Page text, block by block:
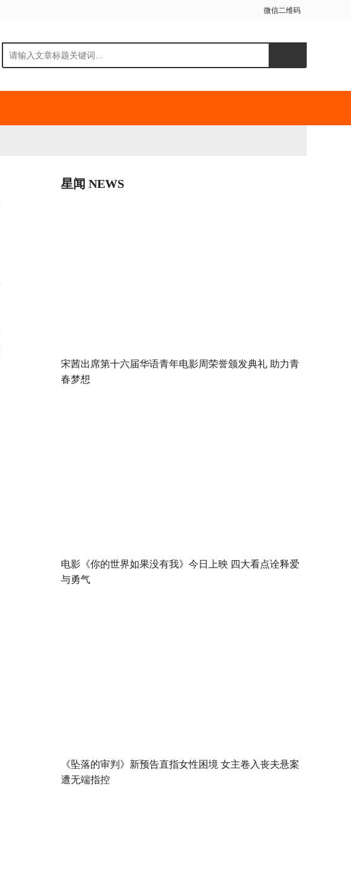
微信二维码
星闻 NEWS
宋茜出席第十六届华语青年电影周荣誉颁发典礼 助力青
春梦想
电影《你的世界如果没有我》今日上映 四大看点诠释爱
与勇气
《坠落的审判》新预告直指女性困境 女主卷入丧夫悬案
遭无端指控